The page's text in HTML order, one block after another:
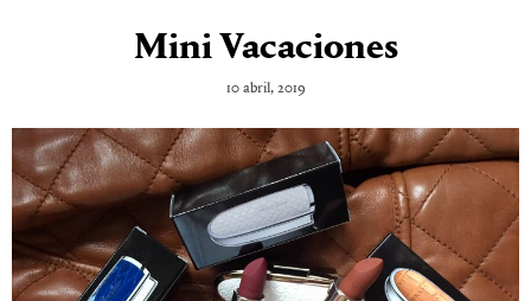
Mini Vacaciones
10 abril, 2019